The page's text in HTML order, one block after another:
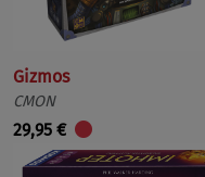
Gizmos
CMON
29,95 €